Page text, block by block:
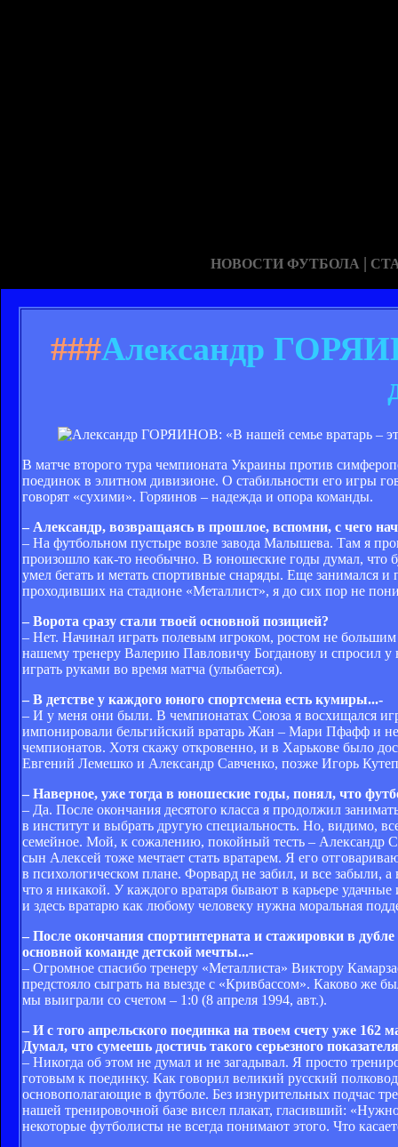
НОВОСТИ ФУТБОЛА |
###Александр
В матче второго тура чемпионата Украины против
поединок в элитном дивизионе. О стабильности его игры
говорят «сухими». Горяинов – надежда и опора команды.
– Александр, возвращаясь в прошлое, вспомни, с чего
– На футбольном пустыре возле завода Малышева. Там я
произошло как-то необычно. В юношеские годы думал, что
умел бегать и метать спортивные снаряды. Еще занимался
проходивших на стадионе «Металлист», я до сих пор не
– Ворота сразу стали твоей основной позицией?
– Нет. Начинал играть полевым игроком, ростом не
нашему тренеру Валерию Павловичу Богданову и спросил у
играть руками во время матча (улыбается).
– В детстве у каждого юного спортсмена есть кумиры...-
– И у меня они были. В чемпионатах Союза я восхищался
импонировали бельгийский вратарь Жан – Мари Пфафф и
чемпионатов. Хотя скажу откровенно, и в Харькове было
Евгений Лемешко и Александр Савченко, позже Игорь
– Наверное, уже тогда в юношеские годы, понял, что
– Да. После окончания десятого класса я продолжил
в институт и выбрать другую специальность. Но, видимо,
семейное. Мой, к сожалению, покойный тесть – Александр
сын Алексей тоже мечтает стать вратарем. Я его
в психологическом плане. Форвард не забил, и все
что я никакой. У каждого вратаря бывают в карьере
и здесь вратарю как любому человеку нужна моральная
– После окончания спортинтерната и стажировки в
основной команде детской мечты...-
– Огромное спасибо тренеру «Металлиста» Виктору
предстояло сыграть на выезде с «Кривбассом». Каково же
мы выиграли со счетом – 1:0 (8 апреля 1994, авт.).
– И с того апрельского поединка на твоем счету уже
Думал, что сумеешь достичь такого серьезного
– Никогда об этом не думал и не загадывал. Я просто
готовым к поединку. Как говорил великий русский
основополагающие в футболе. Без изнурительных подчас
нашей тренировочной базе висел плакат, гласивший:
некоторые футболисты не всегда понимают этого. Что